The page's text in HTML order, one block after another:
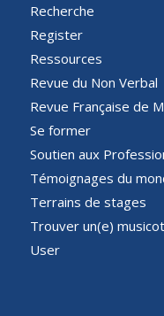
Recherche
Register
Ressources
Revue du Non Verbal
Revue Française de
Se former
Soutien aux
Témoignages du
Terrains de stages
Trouver un(e)
User